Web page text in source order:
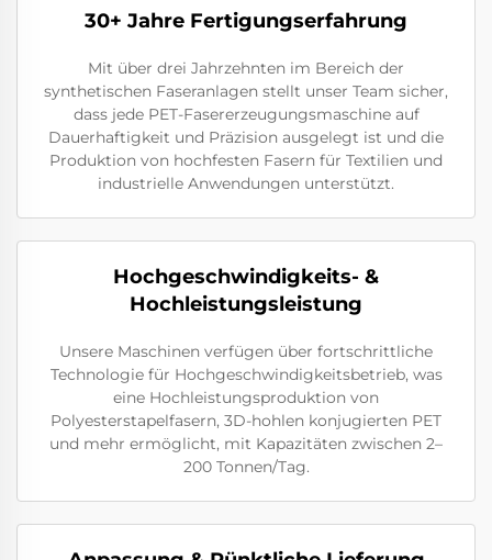
30+ Jahre Fertigungserfahrung
Mit über drei Jahrzehnten im Bereich der
synthetischen Faseranlagen stellt unser Team sicher,
dass jede PET-Fasererzeugungsmaschine auf
Dauerhaftigkeit und Präzision ausgelegt ist und die
Produktion von hochfesten Fasern für Textilien und
industrielle Anwendungen unterstützt.
Hochgeschwindigkeits- &
Hochleistungsleistung
Unsere Maschinen verfügen über fortschrittliche
Technologie für Hochgeschwindigkeitsbetrieb, was
eine Hochleistungsproduktion von
Polyesterstapelfasern, 3D-hohlen konjugierten PET
und mehr ermöglicht, mit Kapazitäten zwischen 2–
200 Tonnen/Tag.